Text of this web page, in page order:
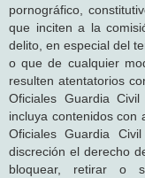
pornográfico,
que inciten a la
delito, en especial del
o que de cualquier
resulten atentatorios
Oficiales Guardia
incluya contenidos con
Oficiales Guardia
discreción el derecho
bloquear, retirar o